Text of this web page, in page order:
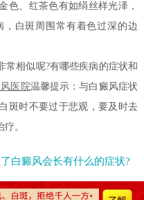
色、红茶色有如绢丝样光泽，
白斑周围常有着色过深的边
相似呢?有哪些疾病的症状和
医院温馨提示：与白癜风症状
斑时不要过于悲观，要及时去
。
白癜风会长有什么的症状?